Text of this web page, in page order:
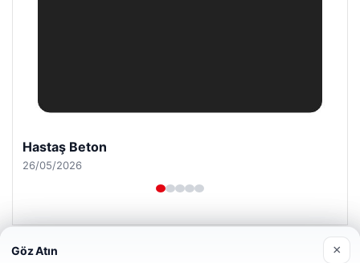
Prenses Night Club
29/04/2026
Göz Atın ×